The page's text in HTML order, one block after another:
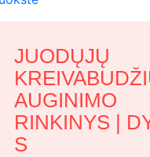
JUODŲJŲ
AUGINIMO
RINKINYS |
S